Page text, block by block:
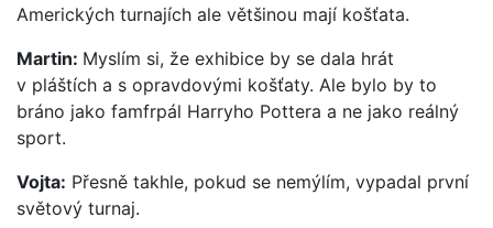
Amerických turnajích ale většinou mají košťata.
Martin: Myslím si, že exhibice by se dala hrát
v pláštích a s opravdovými košťaty. Ale bylo by to
bráno jako famfrpál Harryho Pottera a ne jako reálný
sport.
Vojta: Přesně takhle, pokud se nemýlím, vypadal první
světový turnaj.